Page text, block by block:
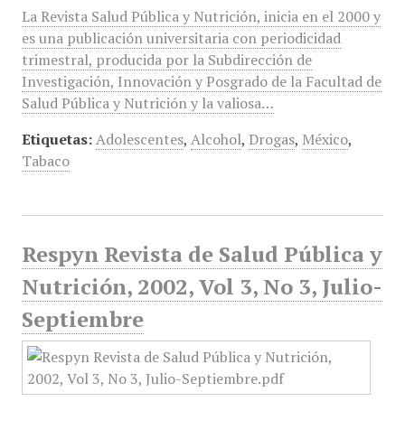
La Revista Salud Pública y Nutrición, inicia en el 2000 y
es una publicación universitaria con periodicidad
trimestral, producida por la Subdirección de
Investigación, Innovación y Posgrado de la Facultad de
Salud Pública y Nutrición y la valiosa…
Etiquetas: Adolescentes, Alcohol, Drogas, México,
Tabaco
Respyn Revista de Salud Pública y
Nutrición, 2002, Vol 3, No 3, Julio-
Septiembre